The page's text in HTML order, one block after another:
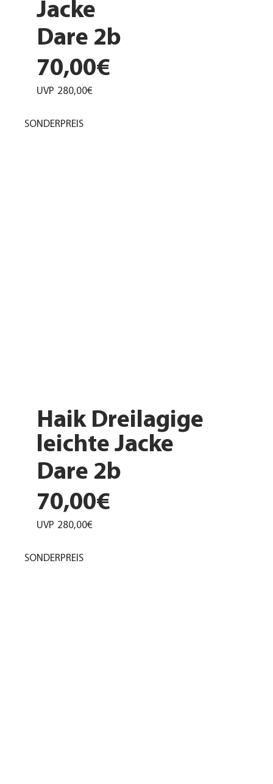
Jacke
Dare 2b
70,00€
UVP 280,00€
Haik Dreilagige
leichte Jacke
Dare 2b
70,00€
UVP 280,00€
SONDERPREIS
SONDERPREIS